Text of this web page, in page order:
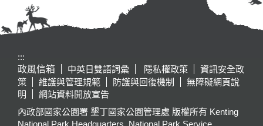
:::
政風信箱
中英日雙語詞彙 隱私權政策
資訊安全政
策
維護與管理規範 防護與回復機制
無障礙網頁說
明
網站資料開放宣告
內政部國家公園署 墾丁國家公園管理處 版權所有 Kenting
National Park Headquarters, National Park Service,